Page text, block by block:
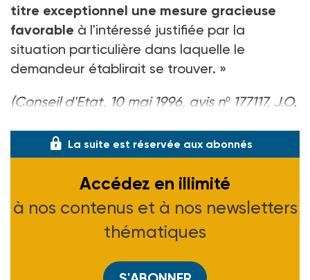
titre exceptionnel une mesure gracieuse
favorable à l'intéressé justifiée par la
situation particulière dans laquelle le
demandeur établirait se trouver. »
(Conseil d'Etat, 10 mai 1996, avis nº 177117, J.O.
La suite est réservée aux abonnés
Accédez en illimité
à nos contenus et à nos newsletters
thématiques